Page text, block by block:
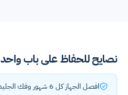
نصايح للحفاظ على باب واحد
افصل الجهاز كل 6 شهور وفك الجليد يدوياً